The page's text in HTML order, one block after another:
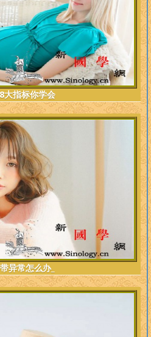
大指标你学会
异常怎么办_